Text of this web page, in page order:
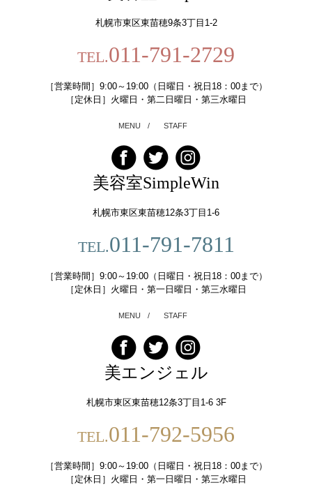
札幌市東区東苗穂9条3丁目1-2
TEL.011-791-2729
［営業時間］9:00～19:00（日曜日・祝日18：00まで）
［定休日］火曜日・第二日曜日・第三水曜日
MENU / STAFF
美容室SimpleWin
札幌市東区東苗穂12条3丁目1-6
TEL.011-791-7811
［営業時間］9:00～19:00（日曜日・祝日18：00まで）
［定休日］火曜日・第一日曜日・第三水曜日
MENU / STAFF
美エンジェル
札幌市東区東苗穂12条3丁目1-6 3F
TEL.011-792-5956
［営業時間］9:00～19:00（日曜日・祝日18：00まで）
［定休日］火曜日・第一日曜日・第三水曜日